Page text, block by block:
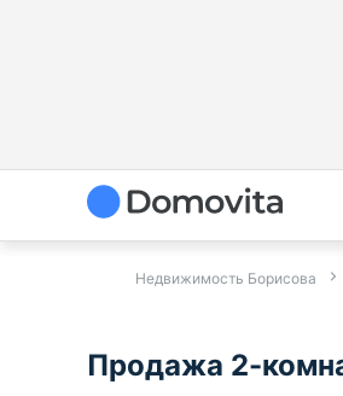
Недвижимость Борисова
Продажа 2-